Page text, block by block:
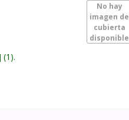
No hay
imagen de
cubierta
disponible
(1).